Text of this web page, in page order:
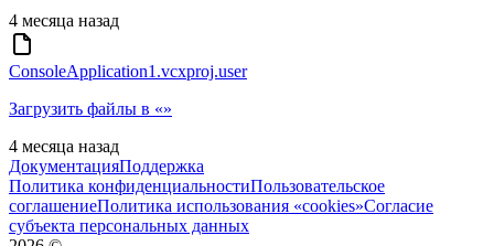
4 месяца назад
ConsoleApplication1.vcxproj.user
Загрузить файлы в «»
4 месяца назад
ДокументацияПоддержка
Политика конфиденциальностиПользовательское
соглашениеПолитика использования «cookies»Согласие
субъекта персональных данных